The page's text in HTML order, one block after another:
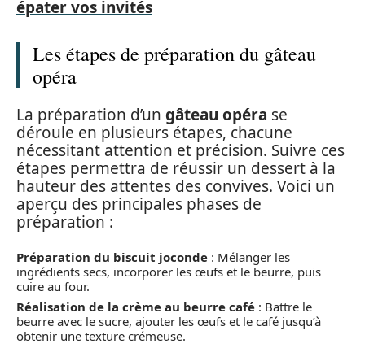
épater vos invités
Les étapes de préparation du gâteau
opéra
La préparation d’un gâteau opéra se
déroule en plusieurs étapes, chacune
nécessitant attention et précision. Suivre ces
étapes permettra de réussir un dessert à la
hauteur des attentes des convives. Voici un
aperçu des principales phases de
préparation :
Préparation du biscuit joconde : Mélanger les
ingrédients secs, incorporer les œufs et le beurre, puis
cuire au four.
Réalisation de la crème au beurre café : Battre le
beurre avec le sucre, ajouter les œufs et le café jusqu’à
obtenir une texture crémeuse.